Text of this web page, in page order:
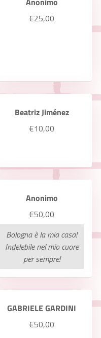
€25,00
Beatriz Jiménez
€10,00
Anonimo
€50,00
Bologna è la mia casa!
Indelebile nel mio cuore
per sempre!
GABRIELE GARDINI
€50,00